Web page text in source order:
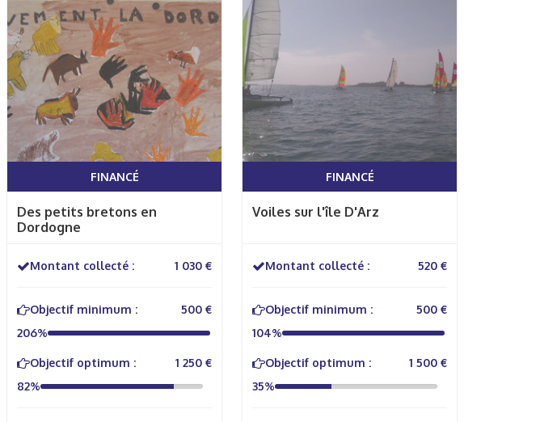
FINANCÉ
Des petits bretons en
Dordogne
Montant collecté : 1 030 €
Objectif minimum :
500 €
206%
Objectif optimum :
1 250 €
82%
FINANCÉ
Voiles sur l'île D'Arz
Montant collecté : 520 €
Objectif minimum :
500 €
104%
Objectif optimum :
1 500 €
35%